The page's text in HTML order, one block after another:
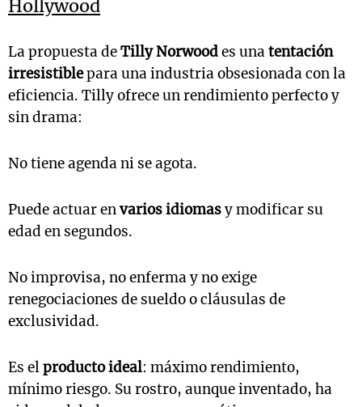
Hollywood
La propuesta deTilly Norwoodes unatentación
irresistiblepara una industria obsesionada con la
eficiencia. Tilly ofrece un rendimiento perfecto y
sin drama:
No tiene agenda ni se agota.
Puede actuar envarios idiomasy modificar su
edad en segundos.
No improvisa, no enferma y no exige
renegociaciones de sueldo o cláusulas de
exclusividad.
Es elproducto ideal: máximo rendimiento,
mínimo riesgo. Su rostro, aunque inventado, ha